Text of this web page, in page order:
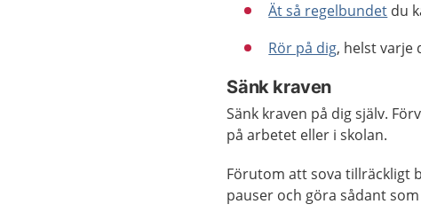
Ät så regelbundet du
Rör på dig, helst varje
Sänk kraven
Sänk kraven på dig själv.
på arbetet eller i skolan.
Förutom att sova tillräckligt
pauser och göra sådant